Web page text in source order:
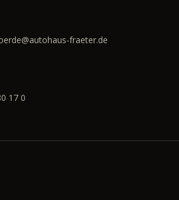
fraeter.de
17 0